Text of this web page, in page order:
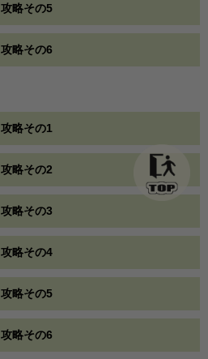
攻略その5
攻略その6
攻略その1
攻略その2
攻略その3
攻略その4
攻略その5
攻略その6